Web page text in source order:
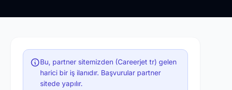
Bu, partner sitemizden (Careerjet tr) gelen
harici bir iş ilanıdır. Başvurular partner
sitede yapılır.